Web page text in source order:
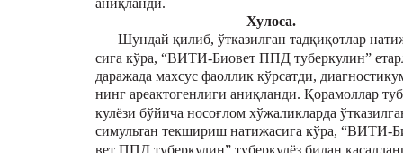
аниқланди.
Хулоса.
Шундай қилиб, ўтказилган тадқиқотлар
сига кўра, “ВИТИ-Биовет ППД туберкулин”
даражада махсус фаоллик кўрсатди,
нинг ареактогенлиги аниқланди. Қорамоллар
кулёзи бўйича носоғлом хўжаликларда
симультан текшириш натижасига кўра, “ВИТИ-
вет ППД туберкулин” туберкулёз билан